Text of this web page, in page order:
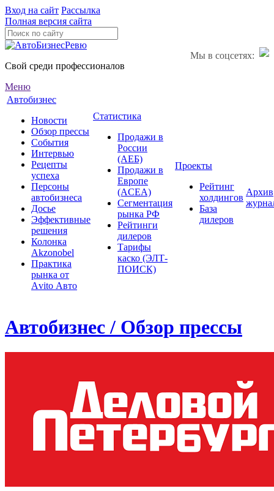
Вход на сайт Рассылка
Полная версия сайта
Мы в соцсетях:
Свой среди профессионалов
Меню
Автобизнес
Новости
Обзор прессы
События
Интервью
Рецепты
успеха
Персоны
автобизнеса
Досье
Эффективные
решения
Колонка
Akzonobel
Практика
рынка от
Аvito Авто
Статистика
Продажи в
России
(АЕБ)
Продажи в
Европе
(ACEA)
Сегментация
рынка РФ
Рейтинги
дилеров
Тарифы
каско (ЭЛТ-
ПОИСК)
Проекты
Рейтинг
холдингов
База
дилеров
Архив
Автобизнес / Обзор прессы